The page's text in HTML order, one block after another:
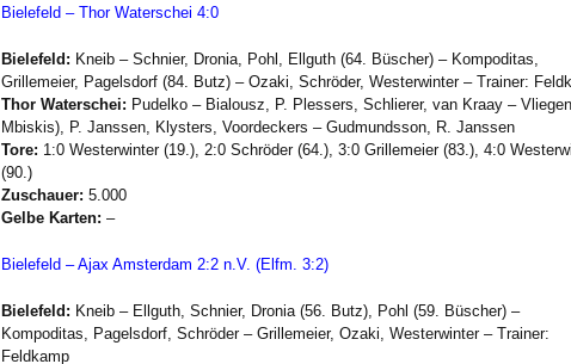
Bielefeld – Thor Waterschei 4:0
Bielefeld: Kneib – Schnier, Dronia, Pohl, Ellguth (64. Büscher) – Kompoditas,
Grillemeier, Pagelsdorf (84. Butz) – Ozaki, Schröder, Westerwinter – Trainer:
Thor Waterschei: Pudelko – Bialousz, P. Plessers, Schlierer, van Kraay –
Mbiskis), P. Janssen, Klysters, Voordeckers – Gudmundsson, R. Janssen
Tore: 1:0 Westerwinter (19.), 2:0 Schröder (64.), 3:0 Grillemeier (83.), 4:0
(90.)
Zuschauer: 5.000
Gelbe Karten: –
Bielefeld – Ajax Amsterdam 2:2 n.V. (Elfm. 3:2)
Bielefeld: Kneib – Ellguth, Schnier, Dronia (56. Butz), Pohl (59. Büscher) –
Kompoditas, Pagelsdorf, Schröder – Grillemeier, Ozaki, Westerwinter – Trainer:
Feldkamp